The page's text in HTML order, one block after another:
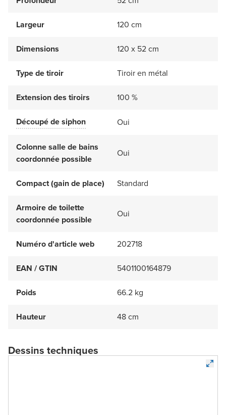
Largeur 120 cm
Dimensions 120 x 52 cm
Type de tiroir Tiroir en métal
Extension des tiroirs 100 %
Découpé de siphon Oui
Colonne salle de bains
coordonnée possible
Oui
Compact (gain de place) Standard
Armoire de toilette
coordonnée possible
Oui
Numéro d'article web 202718
EAN / GTIN 5401100164879
Poids 66.2 kg
Hauteur 48 cm
Dessins techniques